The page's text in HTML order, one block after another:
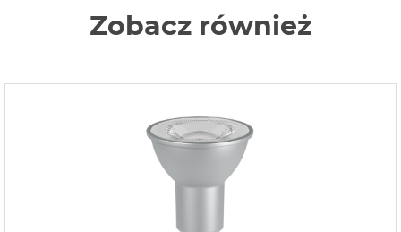
Zobacz również